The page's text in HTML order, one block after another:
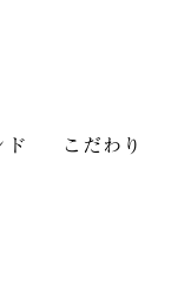
ド こだわり